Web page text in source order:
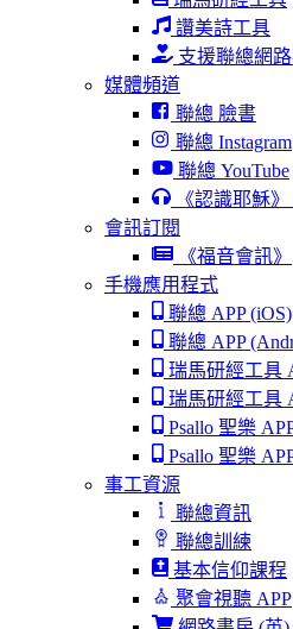
讚美詩工具
支援聯總網
媒體頻道
聯總 臉書
聯總 Instagram
聯總 YouTube
《認識耶穌
會訊訂閱
《福音會訊》
手機應用程式
聯總 APP (iOS)
聯總 APP
瑞馬研經工具
瑞馬研經工具
Psallo 聖樂
Psallo 聖樂
事工資源
聯總資訊
聯總訓練
基本信仰課程
聚會視聽 APP